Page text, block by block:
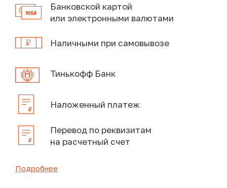
Банковской картой
или электронными валютами
Наличными при самовывозе
Тинькофф Банк
Наложенный платеж
Перевод по реквизитам
на расчетный счет
Подробнее